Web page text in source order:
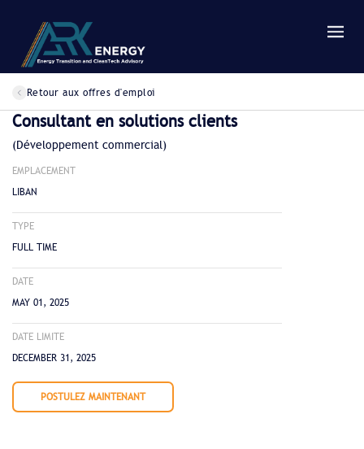
Retour aux offres d'emploi
Consultant en solutions clients
(Développement commercial)
EMPLACEMENT
LIBAN
TYPE
FULL TIME
DATE
MAY 01, 2025
DATE LIMITE
DECEMBER 31, 2025
POSTULEZ MAINTENANT